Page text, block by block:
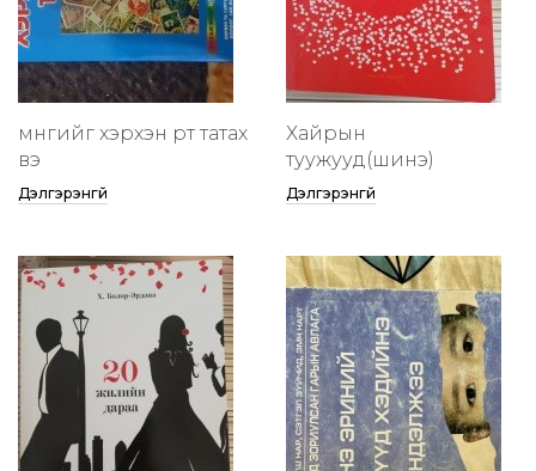
мөнгийг хэрхэн өөртөө татах
вэ
Дэлгэрэнгүй
Хайрын
туужууд(шинэ)
Дэлгэрэнгүй